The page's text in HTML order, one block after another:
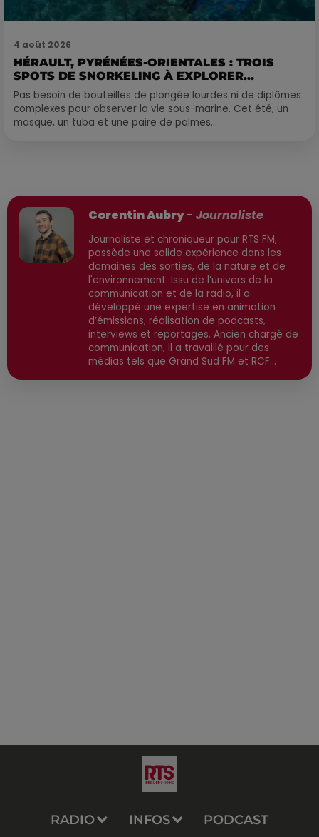
4 août 2026
HÉRAULT, PYRÉNÉES-ORIENTALES : TROIS
SPOTS DE SNORKELING À EXPLORER...
Pas besoin de bouteilles de plongée lourdes ni de diplômes
complexes pour observer la vie sous-marine. Cet été, un
masque, un tuba et une paire de palmes...
Corentin Aubry- Journaliste
Journaliste et chroniqueur pour RTS FM,
possède une solide expérience dans les
domaines des sorties, de la nature et de
l'environnement. Issu de l’univers de la
communication et de la radio, il a
développé une expertise en animation
d’émissions, réalisation de podcasts,
interviews et reportages. Ancien chargé de
communication, il a travaillé pour des
médias tels que Grand Sud FM et RCF
RADIO INFOS PODCAST